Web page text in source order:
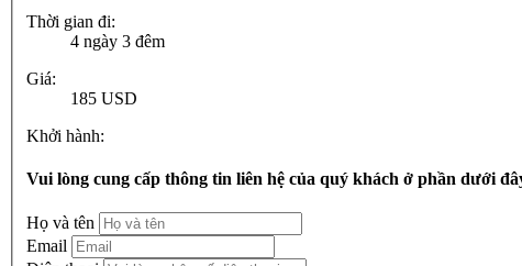
Thời gian đi:
4 ngày 3 đêm
Giá:
185 USD
Khởi hành:
Vui lòng cung cấp thông tin liên hệ của quý khách ở phần dưới
Họ và tên
Email